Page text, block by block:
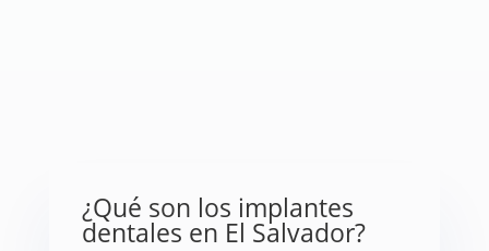
¿Qué son los implantes
dentales en El Salvador?